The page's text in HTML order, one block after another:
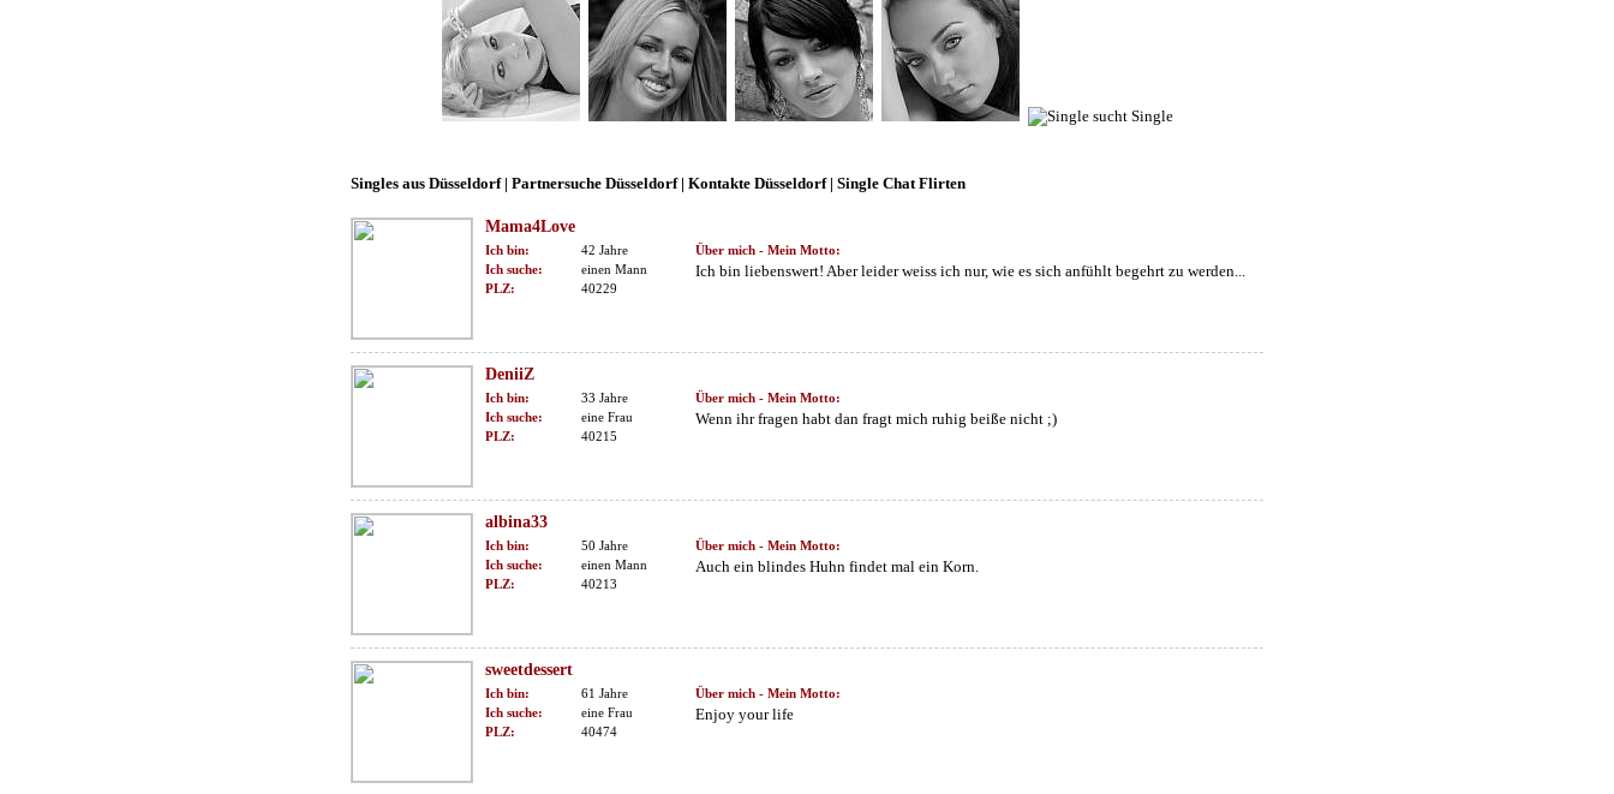
Singles aus Düsseldorf | Partnersuche Düsseldorf | Kontakte Düsseldorf | Single Chat Flirten
Mama4Love
Ich bin:
42 Jahre
Ich suche:
einen Mann
PLZ:
40229
Über mich - Mein Motto:
Ich bin liebenswert! Aber leider weiss ich nur, wie es sich anfühlt begehrt zu werden...
DeniiZ
Ich bin:
33 Jahre
Ich suche:
eine Frau
PLZ:
40215
Über mich - Mein Motto:
Wenn ihr fragen habt dan fragt mich ruhig beiße nicht ;)
albina33
Ich bin:
50 Jahre
Ich suche:
einen Mann
PLZ:
40213
Über mich - Mein Motto:
Auch ein blindes Huhn findet mal ein Korn.
sweetdessert
Ich bin:
61 Jahre
Ich suche:
eine Frau
PLZ:
40474
Über mich - Mein Motto:
Enjoy your life